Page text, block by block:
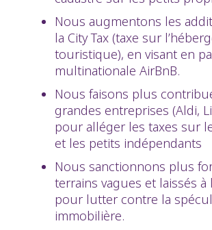
Nous augmentons les
la City Tax (taxe sur
touristique), en visant en
multinationale AirBnB.
Nous faisons plus
grandes entreprises (Aldi,
pour alléger les taxes sur
et les petits indépendants
Nous sanctionnons plus
terrains vagues et laissés à
pour lutter contre la
immobilière.